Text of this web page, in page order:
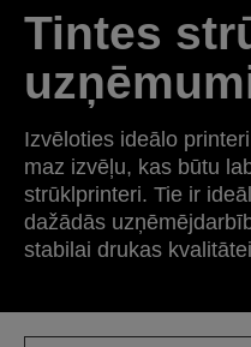
Tintes
Izvēloties ideālo
maz izvēļu, kas būtu
strūklprinteri. Tie ir
dažādās
stabilai drukas